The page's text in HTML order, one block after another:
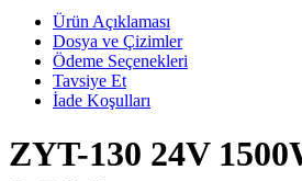
Ürün Açıklaması
Dosya ve Çizimler
Ödeme Seçenekleri
Tavsiye Et
İade Koşulları
ZYT-130 24V